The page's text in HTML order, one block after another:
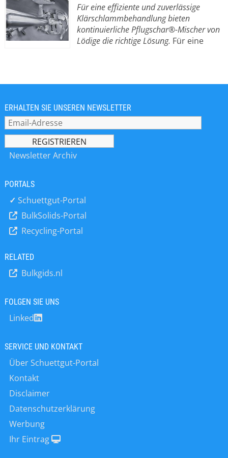
Für eine effiziente und zuverlässige
Klärschlammbehandlung bieten
kontinuierliche Pflugschar®-Mischer von
Lödige die richtige Lösung. Für eine
die richtige Lösung. Das zeigt Lödige
(Stand A2.520). Die vielfach bewährten
Maschinen ermöglichen Betreibern
von kommunalen und industriellen
Kläranlagen die Konditionierung von
nassem und trockenem Klärschlamm
getrocknete Klärschlämme, die im
kontinuierlichen Prozess vermischt
und konditioniert wurden, zeigen eine
Verarbeitung problemlos einmischen.
haben sich Pflugschar®-Mischer von
ERHALTEN SIE UNSEREN NEWSLETTER
Newsletter Archiv
PORTALS
✓ Schuettgut-Portal
BulkSolids-Portal
Recycling-Portal
RELATED
Bulkgids.nl
FOLGEN SIE UNS
Linked
SERVICE UND KONTAKT
Über Schuettgut-Portal
Kontakt
Disclaimer
Datenschutzerklärung
Werbung
Ihr Eintrag